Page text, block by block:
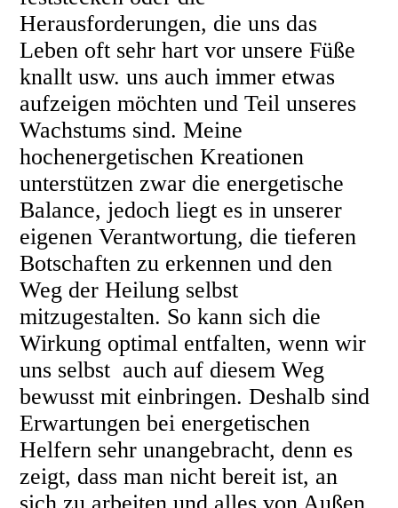
Herausforderungen, die uns das
Leben oft sehr hart vor unsere Füße
knallt usw. uns auch immer etwas
aufzeigen möchten und Teil unseres
Wachstums sind. Meine
hochenergetischen Kreationen
unterstützen zwar die energetische
Balance, jedoch liegt es in unserer
eigenen Verantwortung, die tieferen
Botschaften zu erkennen und den
Weg der Heilung selbst
mitzugestalten. So kann sich die
Wirkung optimal entfalten, wenn wir
uns selbst auch auf diesem Weg
bewusst mit einbringen. Deshalb sind
Erwartungen bei energetischen
Helfern sehr unangebracht, denn es
zeigt, dass man nicht bereit ist, an